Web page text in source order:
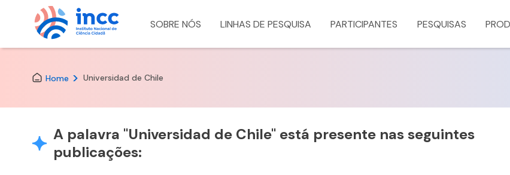
SOBRE NÓS LINHAS DE PESQUISA PARTICIPANTES PESQUISAS
Home Universidad de Chile
A palavra "Universidad de Chile" está presente nas seguintes
publicações: